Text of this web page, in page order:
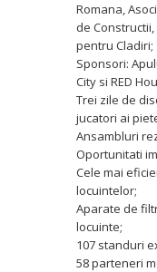
Romana,
de
pentru Cladiri;
Sponsori:
City si RED
Trei zile de
jucatori ai
Ansambluri
Oportunitati
Cele mai
locuintelor;
Aparate de
locuinte;
107 standuri
58 parteneri